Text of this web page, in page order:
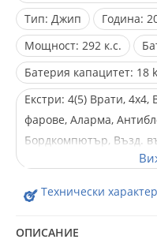
Тип: Джип Година:
Мощност: 292 к.с.
Батерия капацитет: 18
Екстри: 4(5) Врати, 4x4,
фарове, Аларма,
Бордкомпютър, Възд.
възглавници -
за стабилизиране,
Технически
ОПИСАНИЕ